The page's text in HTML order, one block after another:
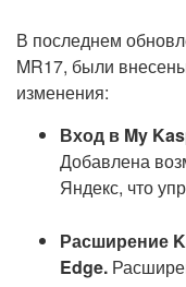
В последнем
MR17, были
изменения:
Вход в My
Добавлена
Яндекс, что
Расширение
Edge.